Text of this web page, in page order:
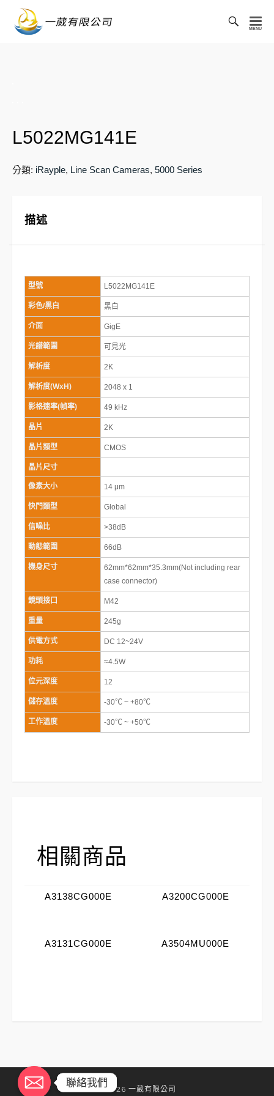
L5022MG141E
分類: iRayple, Line Scan Cameras, 5000 Series
描述
型號 L5022MG141E
彩色/黑白 黑白
介面 GigE
光譜範圍 可見光
解析度 2K
解析度(WxH) 2048 x 1
影格速率(幀率) 49 kHz
晶片 2K
晶片類型 CMOS
晶片尺寸
像素大小 14 μm
快門類型 Global
信噪比 >38dB
動態範圍 66dB
機身尺寸
62mm*62mm*35.3mm(Not including rear
case connector)
鏡頭接口 M42
重量 245g
供電方式 DC 12~24V
功耗 ≈4.5W
位元深度 12
儲存溫度 -30℃ ~ +80℃
工作溫度 -30℃ ~ +50℃
相關商品
A3138CG000E A3200CG000E
A3131CG000E A3504MU000E
©2026 一葳有限公司
聯絡我們
聯絡我們